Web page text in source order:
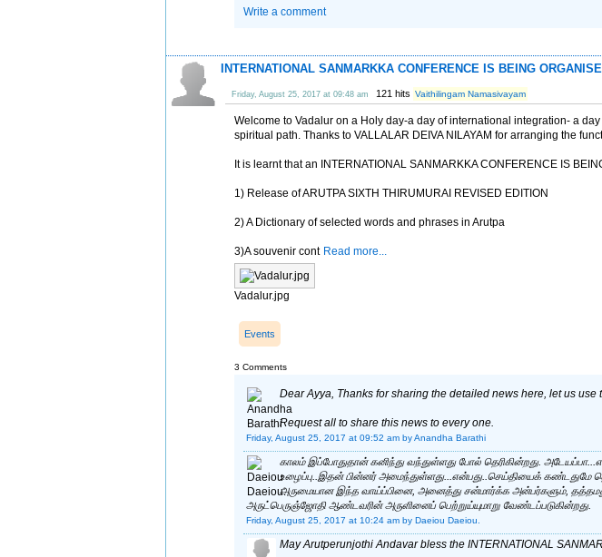
Write a comment
INTERNATIONAL SANMARKKA CONFERENCE IS BEING
Friday, August 25, 2017 at 09:48 am 121 hits Vaithilingam Namasivayam
Welcome to Vadalur on a Holy day-a day of international integration- a
spiritual path. Thanks to VALLALAR DEIVA NILAYAM for arranging the
It is learnt that an INTERNATIONAL SANMARKKA CONFERENCE IS
1) Release of ARUTPA SIXTH THIRUMURAI REVISED EDITION
2) A Dictionary of selected words and phrases in Arutpa
3)A souvenir cont Read more...
Vadalur.jpg
Events
3 Comments
Dear Ayya, Thanks for sharing the detailed news here, let us
Request all to share this news to every one.
Friday, August 25, 2017 at 09:52 am by Anandha Barathi
காலம் இப்போதுதான் கனிந்து வந்துள்ளது போல் தெரிகின்றது.
உழைப்பு..இதன் பின்னர் அமைந்துள்ளது...என்பது..செய்தியைக் கண்டதுமே
அருமையான இந்த வாய்ப்பினை, அனைத்து சன்மார்க்க அன்பர்களும்,
அருட்பெருஞ்ஜோதி ஆண்டவரின் அருளினைப் பெற்றுய்யுமாறு வேண்டப்படுகின்றது.
Friday, August 25, 2017 at 10:24 am by Daeiou Daeiou.
May Arutperunjothi Andavar bless the INTERNATIONAL